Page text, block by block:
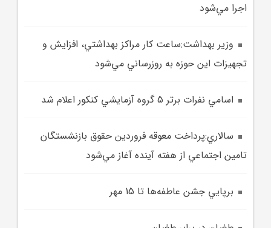
اجرا مي‌شود
وزير بهداشت:ساعت کار مراکز بهداشتي، افزايش و
تجهيزات اين حوزه به روزرساني مي‌شود
اسامي نفرات برتر 5 گروه آزمايشي کنکور اعلام شد
سالاري:پرداخت معوقه فروردين حقوق بازنشستگان
تامين اجتماعي از هفته آينده آغاز مي‌شود
برپايي جشن عاطفه‌ها تا 15 مهر